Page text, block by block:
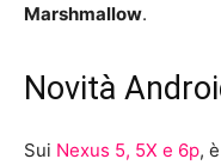
Marshmallow.
Novità
Sui Nexus 5, 5X e 6p,